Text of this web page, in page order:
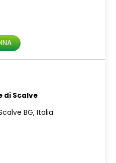
di Scalve
BG, Italia